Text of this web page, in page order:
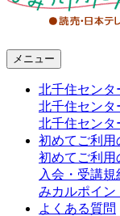
メニュー
北千住センタ
北千住センタ
北千住センタ
初めてご利用
初めてご利用
入会・受講規
みカルポイン
よくある質問